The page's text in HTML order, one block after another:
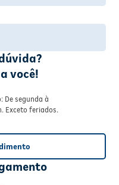
você!
De segunda à
Exceto feriados.